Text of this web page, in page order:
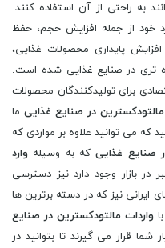
به راحتی از آن استفاده کنند.
خود از جمله افزایش حجم، حفظ
پایداری محصولات غذایی،
تری در صنایع غذایی شده است.
برای تولیدکنندگان محصولات
در صنایع غذاییما
که می توانید علاوه بر مواردی که
صنایع غذاییکه به وسیله وارد
در بازار وجود دارد نیز دسترسی
ایرانی نیز که در دسته برترین ها
واردات مالتودکسترین در صنایع
شما قرار می گیرند تا بتوانید در